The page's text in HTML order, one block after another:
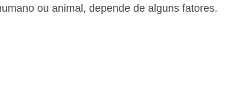
ou animal, depende de alguns fatores.